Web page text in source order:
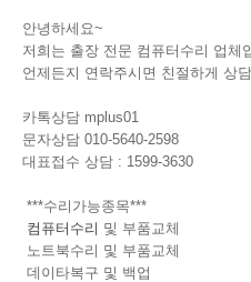
안녕하세요~
저희는 출장 전문 컴퓨터수리 업체
언제든지 연락주시면 친절하게 상
카톡상담 mplus01
문자상담 010-5640-2598
대표접수 상담 : 1599-3630
***수리가능종목***
컴퓨터수리 및 부품교체
노트북수리 및 부품교체
데이타복구 및 백업​